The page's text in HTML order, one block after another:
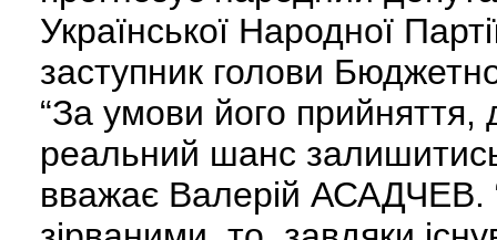
Української Народної
заступник голови
“За умови його
реальний шанс
вважає Валерій АСАДЧЕВ.